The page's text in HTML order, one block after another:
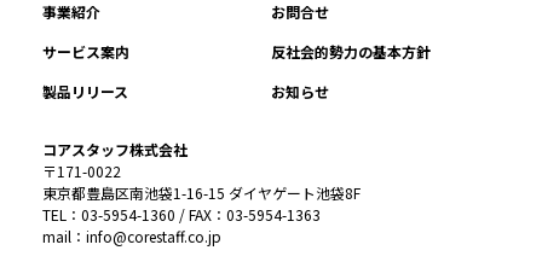
事業紹介
お問合せ
サービス案内
反社会的勢力の基本方針
製品リリース
お知らせ
コアスタッフ株式会社
〒171-0022
東京都豊島区南池袋1-16-15 ダイヤゲート池袋8F
TEL：03-5954-1360 / FAX：03-5954-1363
mail：info@corestaff.co.jp